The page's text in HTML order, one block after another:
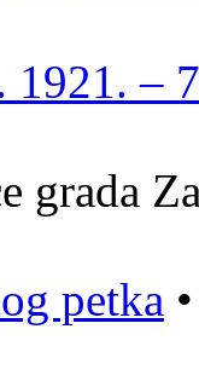
1921. –
grada
petka